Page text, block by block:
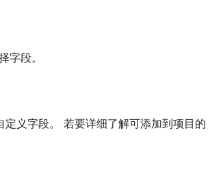
字段。
义字段。 若要详细了解可添加到项目的